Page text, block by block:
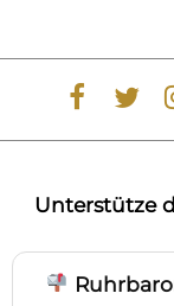
Unterstütze